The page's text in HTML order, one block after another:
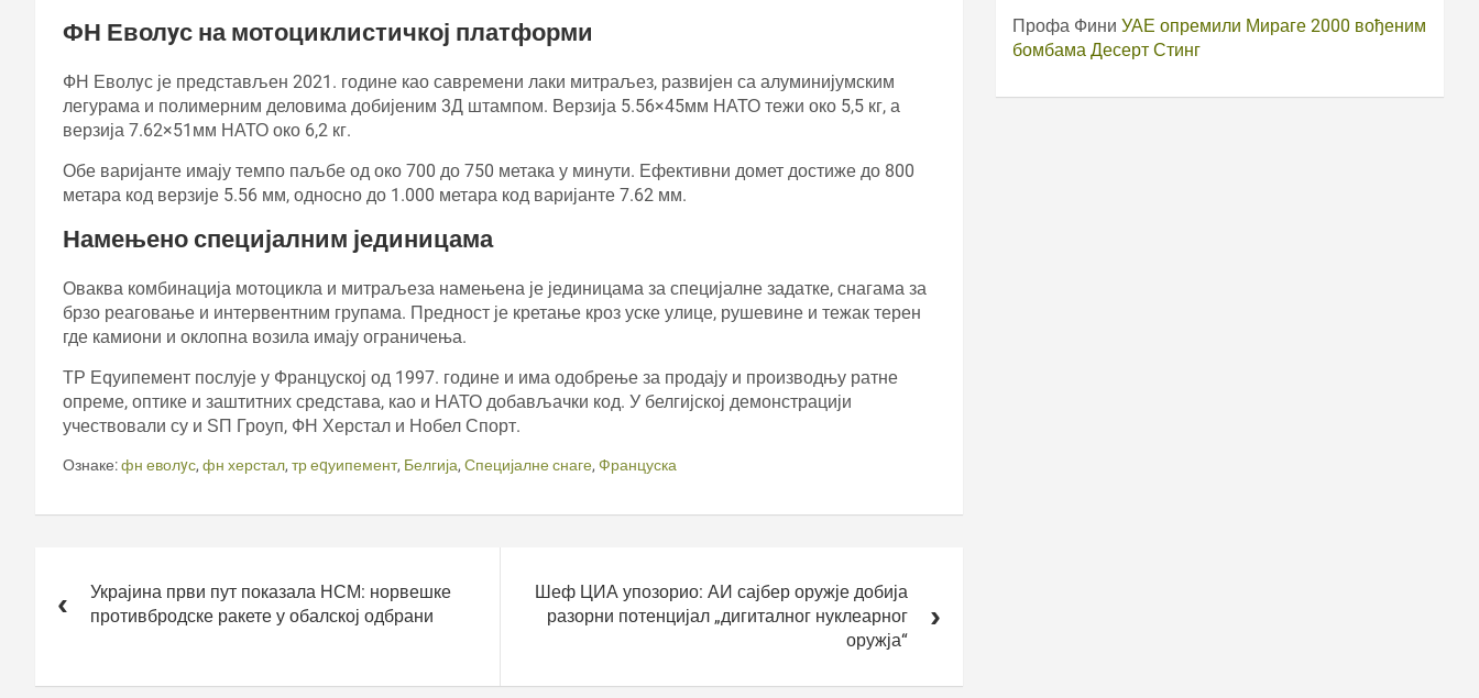
ФН Еволyс на мотоциклистичкој платформи
ФН Еволyс је представљен 2021. године као савремени лаки митраљез, развијен са алуминијумским
легурама и полимерним деловима добијеним 3Д штампом. Верзија 5.56×45мм НАТО тежи око 5,5 кг, а
верзија 7.62×51мм НАТО око 6,2 кг.
Обе варијанте имају темпо паљбе од око 700 до 750 метака у минути. Ефективни домет достиже до 800
метара код верзије 5.56 мм, односно до 1.000 метара код варијанте 7.62 мм.
Намењено специјалним јединицама
Оваква комбинација мотоцикла и митраљеза намењена је јединицама за специјалне задатке, снагама за
брзо реаговање и интервентним групама. Предност је кретање кроз уске улице, рушевине и тежак терен
где камиони и оклопна возила имају ограничења.
ТР Еqуипемент послује у Француској од 1997. године и има одобрење за продају и производњу ратне
опреме, оптике и заштитних средстава, као и НАТО добављачки код. У белгијској демонстрацији
учествовали су и ЅП Гроуп, ФН Херстал и Нобел Спорт.
Ознаке:фн еволyс, фн херстал, тр еqуипемент, Белгија, Специјалне снаге, Француска
чланкаУкрајина први пут показала НСМ: норвешке
противбродске ракете у обалској одбрани
Шеф ЦИА упозорио: АИ сајбер оружје добија
разорни потенцијал „дигиталног нуклеарног
оружја“
Профа Фини УАЕ опремили Мираге 2000 вођеним
бомбама Десерт Стинг